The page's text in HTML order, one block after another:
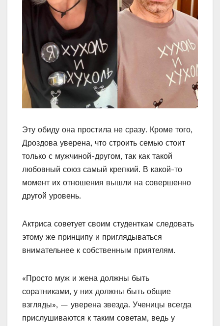
Эту обиду она простила не сразу. Кроме того,
Дроздова уверена, что строить семью стоит
только с мужчиной-другом, так как такой
любовный союз самый крепкий. В какой-то
момент их отношения вышли на совершенно
другой уровень.
Актриса советует своим студенткам следовать
этому же принципу и приглядываться
внимательнее к собственным приятелям.
«Просто муж и жена должны быть
соратниками, у них должны быть общие
взгляды», — уверена звезда. Ученицы всегда
прислушиваются к таким советам, ведь у